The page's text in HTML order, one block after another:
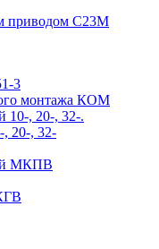
приводом С23М
3
монтажа КОМ
10-, 20-, 32-.
20-, 32-
МКПВ